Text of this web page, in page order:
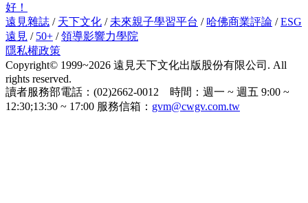
好！
遠見雜誌 / 天下文化 / 未來親子學習平台 / 哈佛商業評論 /ESG
遠見 / 50+ /領導影響力學院
隱私權政策
Copyright© 1999~2026 遠見天下文化出版股份有限公司. All
rights reserved.
讀者服務部電話：(02)2662-0012 時間：週一 ~ 週五 9:00 ~
12:30;13:30 ~ 17:00 服務信箱： gvm@cwgv.com.tw